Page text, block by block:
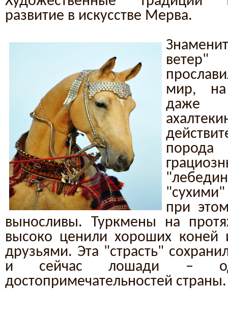
развитие в искусстве Мерва.
мир, на
при
выносливы. Туркмены на
высоко ценили хороших коней
друзьями. Эта "страсть"
и сейчас лошади –
достопримечательностей страны.